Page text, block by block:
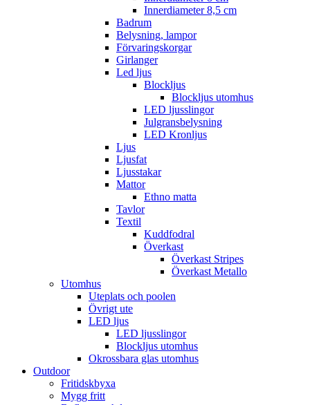
Innerdiameter 8,5 cm
Badrum
Belysning, lampor
Förvaringskorgar
Girlanger
Led ljus
Blockljus
Blockljus utomhus
LED ljusslingor
Julgransbelysning
LED Kronljus
Ljus
Ljusfat
Ljusstakar
Mattor
Ethno matta
Tavlor
Textil
Kuddfodral
Överkast
Överkast Stripes
Överkast Metallo
Utomhus
Uteplats och poolen
Övrigt ute
LED ljus
LED ljusslingor
Blockljus utomhus
Okrossbara glas utomhus
Outdoor
Fritidskbyxa
Mygg fritt